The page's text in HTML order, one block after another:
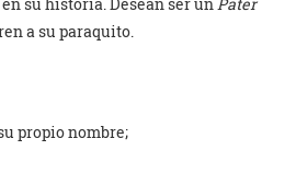
a su paraquito.
propio nombre;